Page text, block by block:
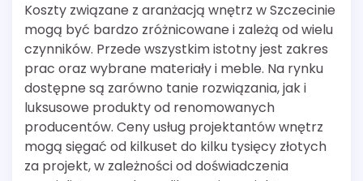
Koszty związane z aranżacją wnętrz w Szczecinie
mogą być bardzo zróżnicowane i zależą od wielu
czynników. Przede wszystkim istotny jest zakres
prac oraz wybrane materiały i meble. Na rynku
dostępne są zarówno tanie rozwiązania, jak i
luksusowe produkty od renomowanych
producentów. Ceny usług projektantów wnętrz
mogą sięgać od kilkuset do kilku tysięcy złotych
za projekt, w zależności od doświadczenia